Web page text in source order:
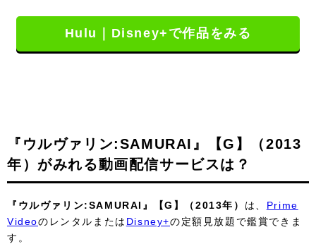
Hulu｜Disney+で作品をみる
『ウルヴァリン:SAMURAI』【G】（2013
年）がみれる動画配信サービスは？
『ウルヴァリン:SAMURAI』【G】（2013年） は、 Prime
Videoのレンタルまたは Disney+の定額見放題で鑑賞できま
す。